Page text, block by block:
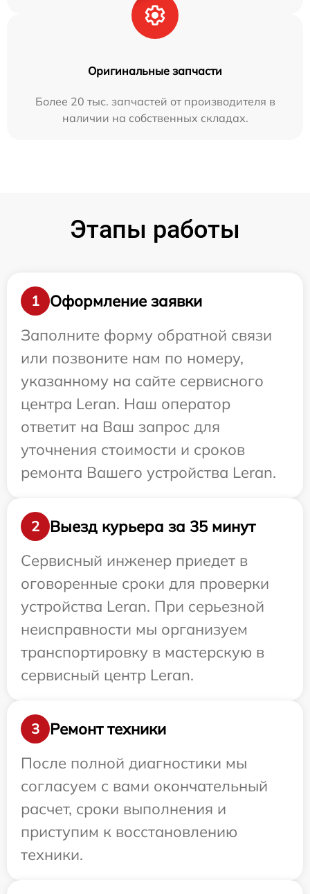
Оригинальные запчасти
Более 20 тыс. запчастей от производителя в
наличии на собственных складах.
Этапы работы
1
Оформление заявки
Заполните форму обратной связи
или позвоните нам по номеру,
указанному на сайте сервисного
центра Leran. Наш оператор
ответит на Ваш запрос для
уточнения стоимости и сроков
ремонта Вашего устройства Leran.
2
Выезд курьера за 35 минут
Сервисный инженер приедет в
оговоренные сроки для проверки
устройства Leran. При серьезной
неисправности мы организуем
транспортировку в мастерскую в
сервисный центр Leran.
3
Ремонт техники
После полной диагностики мы
согласуем с вами окончательный
расчет, сроки выполнения и
приступим к восстановлению
техники.